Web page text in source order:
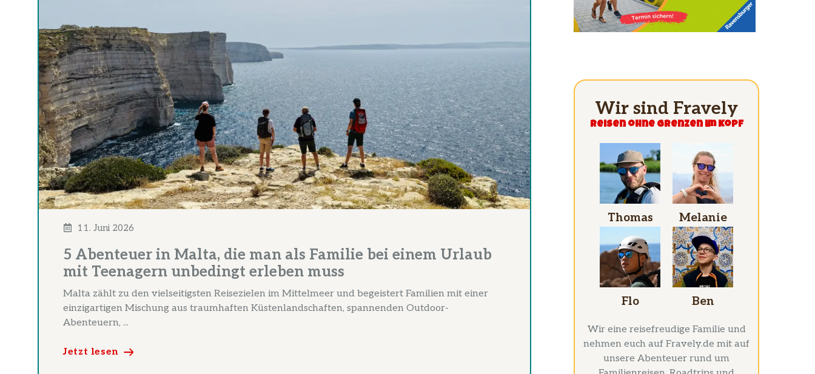
11. Juni 2026
5 Abenteuer in Malta, die man als Familie bei einem Urlaub
mit Teenagern unbedingt erleben muss
Malta zählt zu den vielseitigsten Reisezielen im Mittelmeer und begeistert Familien mit einer
einzigartigen Mischung aus traumhaften Küstenlandschaften, spannenden Outdoor-
Abenteuern, ...
Jetzt lesen
Wir sind Fravely
Reisen ohne grenzen im Kopf
Thomas Melanie
Flo Ben
Wir eine reisefreudige Familie und
nehmen euch auf Fravely.de mit auf
unsere Abenteuer rund um